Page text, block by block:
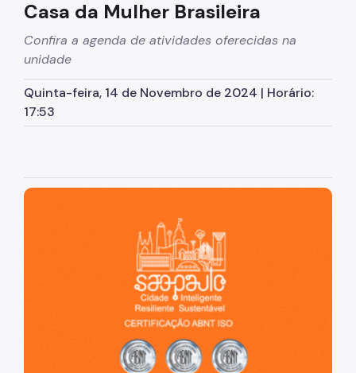
Igualdade Racial
Imigrantes e Trabalho Decente
Juventude
Mulheres
Pessoas Desaparecidas
Políticas sobre Drogas
População em Situação de Rua
Povos Indígenas
Casa da Mulher Brasileira
Confira a agenda de atividades oferecidas na
unidade
Quinta-feira, 14 de Novembro de 2024 | Horário:
17:53
São Paulo, cidade inteligente, resiliente e sustentável